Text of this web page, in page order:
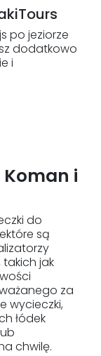
po jeziorze
dodatkowo
i
i
do
są
takich jak
za
wycieczki,
łódek
chwilę.